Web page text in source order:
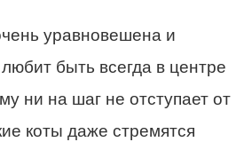
уравновешена и
быть всегда в центре
ни на шаг не отступает от
коты даже стремятся